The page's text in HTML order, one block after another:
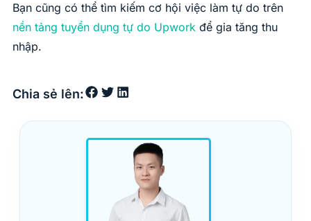
Bạn cũng có thể tìm kiếm cơ hội việc làm tự do trên
nền tảng tuyển dụng tự do Upwork để gia tăng thu
nhập.
Chia sẻ lên: